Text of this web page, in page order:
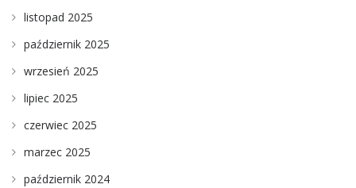
listopad 2025
październik 2025
wrzesień 2025
lipiec 2025
czerwiec 2025
marzec 2025
październik 2024